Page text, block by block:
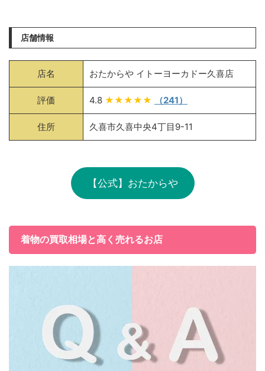
店舗情報
店名 おたからや イトーヨーカドー久喜店
評価 4.8 ★★★★★ （241）
住所 久喜市久喜中央4丁目9-11
【公式】おたからや
着物の買取相場と高く売れるお店